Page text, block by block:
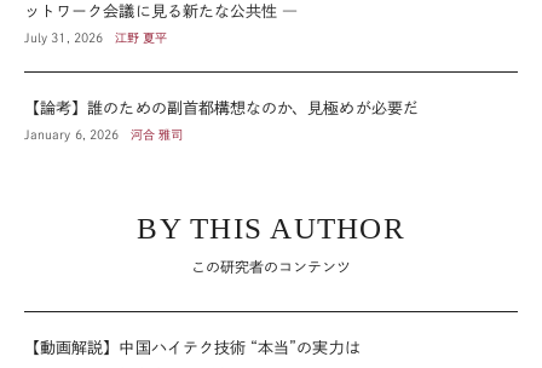
ットワーク会議に見る新たな公共性 ―
July 31, 2026 江野 夏平
【論考】誰のための副首都構想なのか、見極めが必要だ
January 6, 2026 河合 雅司
BY THIS AUTHOR
この研究者のコンテンツ
【動画解説】中国ハイテク技術 “本当”の実力は